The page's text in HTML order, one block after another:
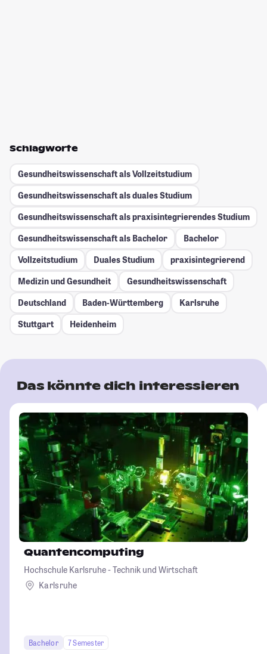
Schlagworte
Gesundheitswissenschaft als Vollzeitstudium
Gesundheitswissenschaft als duales Studium
Gesundheitswissenschaft als praxisintegrierendes Studium
Gesundheitswissenschaft als Bachelor
Bachelor
Vollzeitstudium
Duales Studium
praxisintegrierend
Medizin und Gesundheit
Gesundheitswissenschaft
Deutschland
Baden-Württemberg
Karlsruhe
Stuttgart
Heidenheim
Das könnte dich interessieren
Quantencomputing
Hochschule Karlsruhe - Technik und Wirtschaft
Karlsruhe
Bachelor
7 Semester